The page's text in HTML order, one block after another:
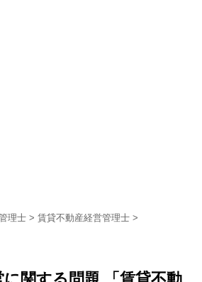
理士 > 賃貸不動産経営管理士 >